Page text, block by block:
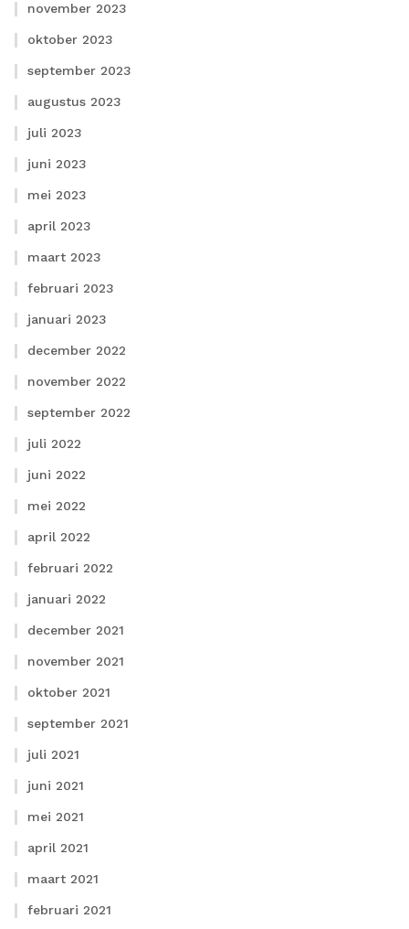
november 2023
oktober 2023
september 2023
augustus 2023
juli 2023
juni 2023
mei 2023
april 2023
maart 2023
februari 2023
januari 2023
december 2022
november 2022
september 2022
juli 2022
juni 2022
mei 2022
april 2022
februari 2022
januari 2022
december 2021
november 2021
oktober 2021
september 2021
juli 2021
juni 2021
mei 2021
april 2021
maart 2021
februari 2021